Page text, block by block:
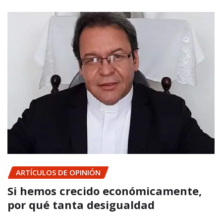
ARTÍCULOS DE OPINIÓN
Si hemos crecido económicamente,
por qué tanta desigualdad